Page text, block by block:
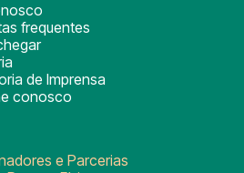
frequentes
de Imprensa
conosco
e Parcerias